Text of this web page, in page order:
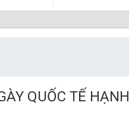
QUỐC TẾ HẠNH